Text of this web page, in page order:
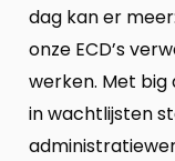
dag kan er
onze ECD’s
werken. Met
in wachtlijsten